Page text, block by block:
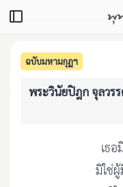
พุ
ฉบับมหามกุฏฯ
พระวินัยปิฎก จุลวร
เธ
มิใช่